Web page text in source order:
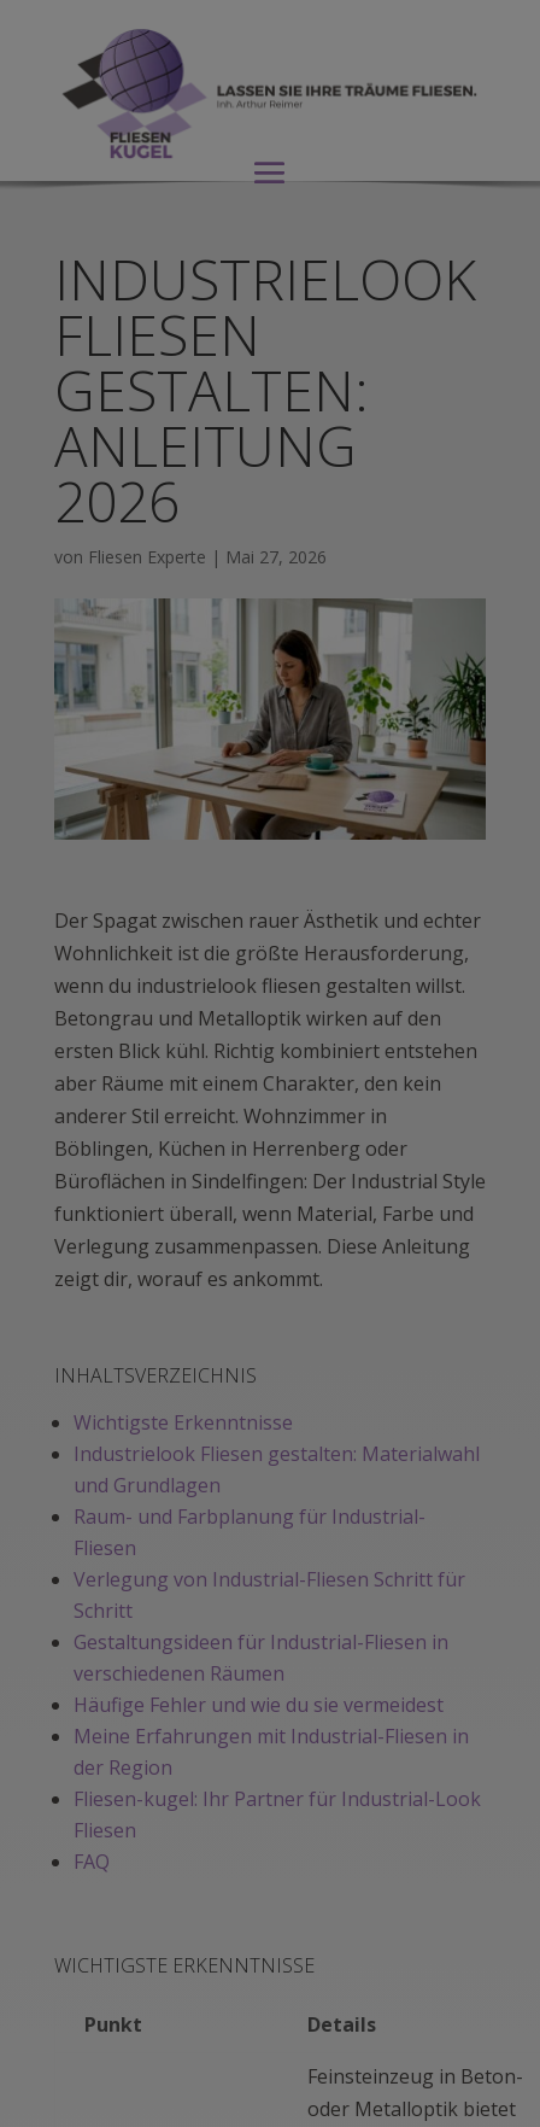
INDUSTRIELOOK
FLIESEN
GESTALTEN:
ANLEITUNG
2026
von Fliesen Experte | Mai 27, 2026
Der Spagat zwischen rauer Ästhetik und echter
Wohnlichkeit ist die größte Herausforderung,
wenn du industrielook fliesen gestalten willst.
Betongrau und Metalloptik wirken auf den
ersten Blick kühl. Richtig kombiniert entstehen
aber Räume mit einem Charakter, den kein
anderer Stil erreicht. Wohnzimmer in
Böblingen, Küchen in Herrenberg oder
Büroflächen in Sindelfingen: Der Industrial Style
funktioniert überall, wenn Material, Farbe und
Verlegung zusammenpassen. Diese Anleitung
zeigt dir, worauf es ankommt.
INHALTSVERZEICHNIS
Wichtigste Erkenntnisse
Industrielook Fliesen gestalten: Materialwahl
und Grundlagen
Raum- und Farbplanung für Industrial-
Fliesen
Verlegung von Industrial-Fliesen Schritt für
Schritt
Gestaltungsideen für Industrial-Fliesen in
verschiedenen Räumen
Häufige Fehler und wie du sie vermeidest
Meine Erfahrungen mit Industrial-Fliesen in
der Region
Fliesen-kugel: Ihr Partner für Industrial-Look
Fliesen
FAQ
WICHTIGSTE ERKENNTNISSE
Punkt Details
Feinsteinzeug in Beton-
oder Metalloptik bietet